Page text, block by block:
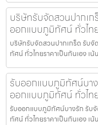
บริษัทรับจัดสวนปากเ
ออกแบบภูมิทัศน์ ทั่วไท
บริษัทรับจัดสวนปากเกร็ด รับ
ทัศน์ ทั่วไทยราคาเป็นกันเอง
รับออกแบบภูมิทัศน์บา
ออกแบบภูมิทัศน์ ทั่วไท
รับออกแบบภูมิทัศน์บางรัก รับ
ทัศน์ ทั่วไทยราคาเป็นกันเอง